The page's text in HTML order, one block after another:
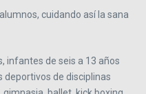
cuidando así la sana
infantes de seis a 13 años
de disciplinas